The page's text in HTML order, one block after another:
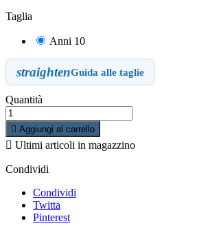
Taglia
Anni 10
straightenGuida alle taglie
Quantità
 Aggiungi al carrello
 Ultimi articoli in magazzino
Condividi
Condividi
Twitta
Pinterest